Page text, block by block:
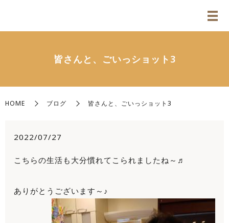
皆さんと、ごいっショット3
HOME ブログ 皆さんと、ごいっショット3
2022/07/27
こちらの生活も大分慣れてこられましたね～♬
ありがとうございます～♪